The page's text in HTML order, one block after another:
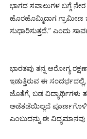
ಭಾಗದ ಸವಾಲುಗಳ ಬಗ್ಗೆ
ಹೊರಹೊಮ್ಮಿದಾಗ ಗ್ರಾಮೀಣ
ಸುಧಾರಿಸುತ್ತದೆ.” ಎಂದು
ಭಾರತವು ತನ್ನ ಆರೋಗ್ಯ
ಇಡುತ್ತಿರುವ ಈ
ಜೊತೆಗೆ, ಬಡ ವಿದ್ಯಾರ್ಥಿಗಳು
ಅಡೆತಡೆಯಿಲ್ಲದೆ
ಎಂಬುದನ್ನು ಈ ವಿದ್ಯಮಾನವು